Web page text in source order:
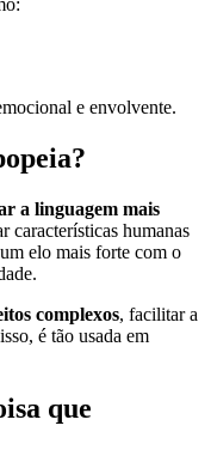
e envolvente.
a linguagem mais
características humanas
elo mais forte com o
complexos, facilitar a
é tão usada em
que